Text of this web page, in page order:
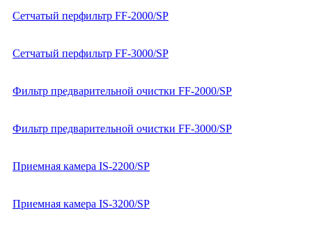
Сетчатый перфильтр FF-2000/SP
Сетчатый перфильтр FF-3000/SP
Фильтр предварительной очистки FF-2000/SP
Фильтр предварительной очистки FF-3000/SP
Приемная камера IS-2200/SP
Приемная камера IS-3200/SP